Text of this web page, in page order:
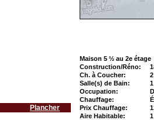
Plancher
Maison 5 ½ au 2e étage
Construction/Réno:
Ch. à Coucher:
2
Salle(s) de Bain:
1
Occupation:
Chauffage:
Prix Chauffage:
Aire Habitable: